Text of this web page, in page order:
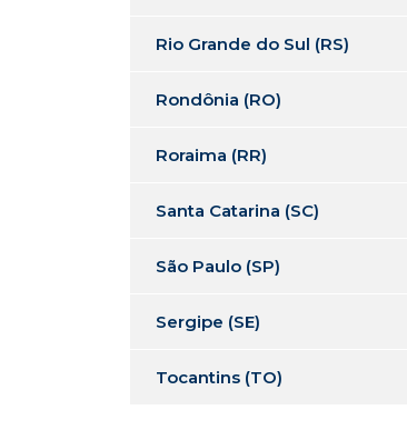
Rio Grande do Sul (RS)
Rondônia (RO)
Roraima (RR)
Santa Catarina (SC)
São Paulo (SP)
Sergipe (SE)
Tocantins (TO)